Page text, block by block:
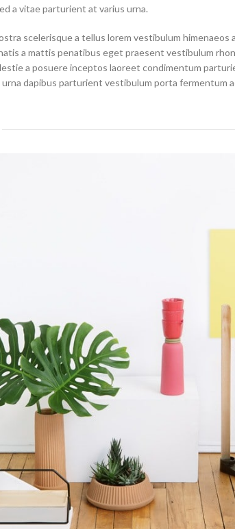
a vitae parturient at varius urna.
scelerisque a tellus lorem vestibulum himenaeos
a mattis penatibus eget praesent vestibulum
a posuere inceptos laoreet condimentum
dapibus parturient vestibulum porta fermentum